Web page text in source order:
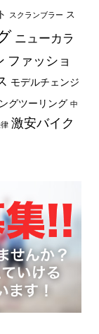
スクランブラー ス
ニューカラ
ファッショ
モデルチェンジ
グツーリング 中
激安バイク